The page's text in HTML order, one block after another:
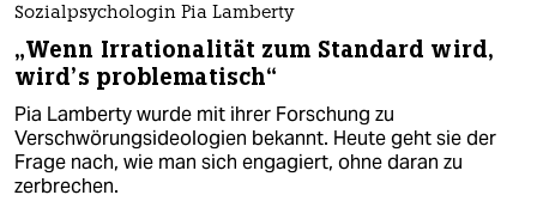
Sozialpsychologin Pia Lamberty
„Wenn Irrationalität zum Standard wird,
wird’s problematisch“
Pia Lamberty wurde mit ihrer Forschung zu
Verschwörungsideologien bekannt. Heute geht sie der
Frage nach, wie man sich engagiert, ohne daran zu
zerbrechen.